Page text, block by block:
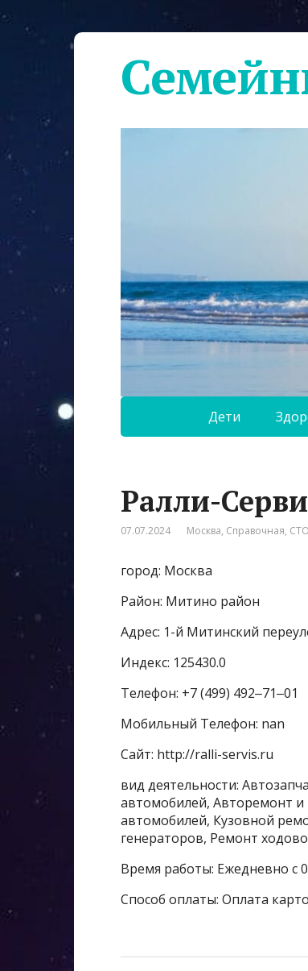
Дети
Ралли-
07.07.2024 Москва, Справочная, СТО
город: Москва
Район: Митино район
Адрес: 1-й Митинский
Индекс: 125430.0
Телефон: +7 (499) 492‒71‒01
Мобильный Телефон: nan
Сайт: http://ralli-servis.ru
вид деятельности:
автомобилей, Авторемонт и
автомобилей, Кузовной
генераторов, Ремонт
Время работы: Ежедневно с
Способ оплаты: Оплата